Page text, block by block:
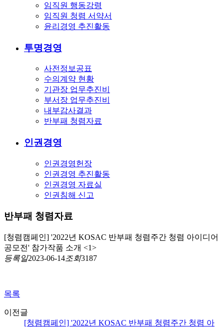
임직원 행동강령
임직원 청렴 서약서
윤리경영 추진활동
투명경영
사전정보공표
수의계약 현황
기관장 업무추진비
부서장 업무추진비
내부감사결과
반부패 청렴자료
인권경영
인권경영헌장
인권경영 추진활동
인권경영 자료실
인권침해 신고
반부패 청렴자료
[청렴캠페인] '2022년 KOSAC 반부패 청렴주간 청렴 아이디어
공모전' 참가작품 소개 <1>
등록일2023-06-14조회3187
목록
이전글
[청렴캠페인] '2022년 KOSAC 반부패 청렴주간 청렴 아